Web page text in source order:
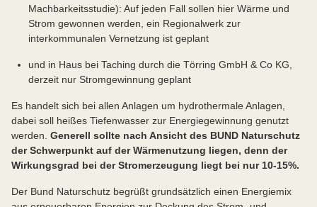
Machbarkeitsstudie): Auf jeden Fall sollen hier Wärme und
Strom gewonnen werden, ein Regionalwerk zur
interkommunalen Vernetzung ist geplant
und in Haus bei Taching durch die Törring GmbH & Co KG,
derzeit nur Stromgewinnung geplant
Es handelt sich bei allen Anlagen um hydrothermale Anlagen,
dabei soll heißes Tiefenwasser zur Energiegewinnung genutzt
werden. Generell sollte nach Ansicht des BUND Naturschutz
derSchwerpunkt auf derWärmenutzung liegen, denn der
Wirkungsgrad bei der Stromerzeugung liegt bei nur 10-15%.
Der Bund Naturschutz begrüßt grundsätzlich einen Energiemix